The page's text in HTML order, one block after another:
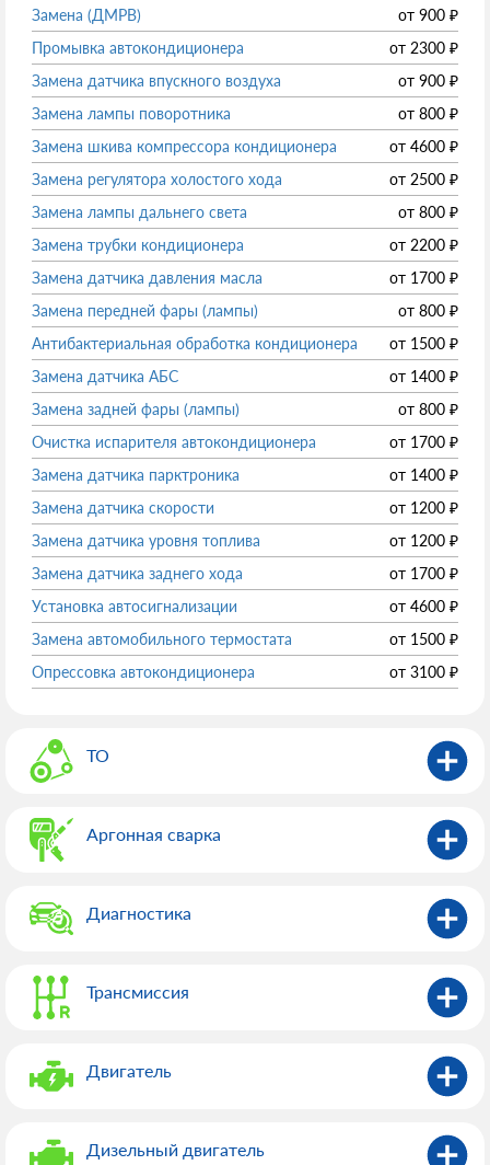
Замена (ДМРВ) от 900 ₽
Промывка автокондиционера
от 2300 ₽
Замена датчика впускного воздуха
от 900 ₽
Замена лампы поворотника
от 800 ₽
Замена шкива компрессора кондиционера
от 4600 ₽
Замена регулятора холостого хода
от 2500 ₽
Замена лампы дальнего света
от 800 ₽
Замена трубки кондиционера
от 2200 ₽
Замена датчика давления масла
от 1700 ₽
Замена передней фары (лампы)
от 800 ₽
Антибактериальная обработка кондиционера
от 1500 ₽
Замена датчика АБС
от 1400 ₽
Замена задней фары (лампы)
от 800 ₽
Очистка испарителя автокондиционера
от 1700 ₽
Замена датчика парктроника
от 1400 ₽
Замена датчика скорости
от 1200 ₽
Замена датчика уровня топлива
от 1200 ₽
Замена датчика заднего хода
от 1700 ₽
Установка автосигнализации
от 4600 ₽
Замена автомобильного термостата
от 1500 ₽
Опрессовка автокондиционера
от 3100 ₽
ТО
Аргонная сварка
Диагностика
Трансмиссия
Двигатель
Дизельный двигатель